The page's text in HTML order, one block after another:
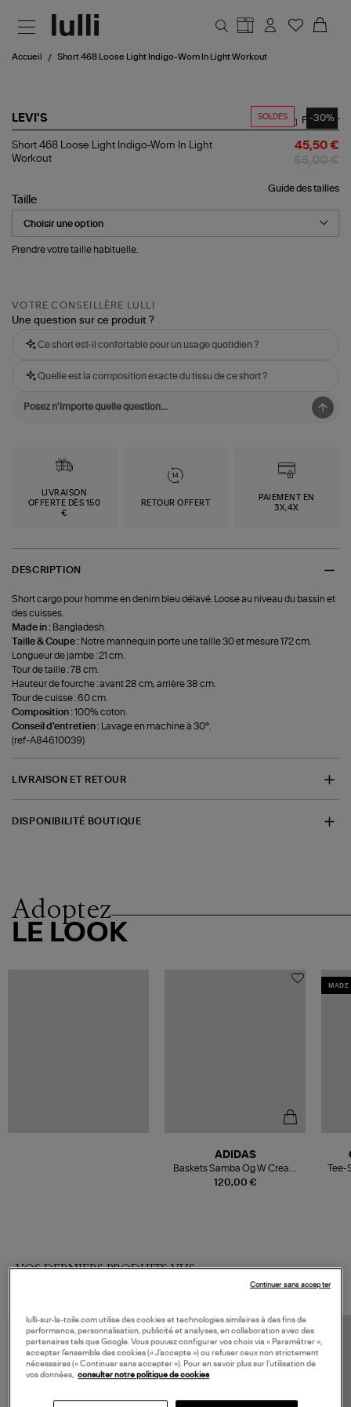
Accueil Short 468 Loose Light Indigo-Worn In Light Workout
SOLDES -30%
LEVI'S
Short
468
Indigo-
Worn
Light
Partager
Short 468 Loose Light Indigo-Worn In Light
Workout
45,50 €
Guide des tailles
Taille
Prendre votre taille habituelle.
VOTRE CONSEILLÈRE LULLI
Une question sur ce produit ?
Ce short est-il confortable pour un usage quotidien ?
Quelle est la composition exacte du tissu de ce short ?
LIVRAISON
OFFERTE DÈS 150
€
RETOUR OFFERT
PAIEMENT EN
3X,4X
DESCRIPTION
Short cargo pour homme en denim bleu délavé. Loose au niveau du bassin et
des cuisses.
Made in : Bangladesh.
Taille & Coupe : Notre mannequin porte une taille 30 et mesure 172 cm.
Longueur de jambe : 21 cm.
Tour de taille : 78 cm.
Hauteur de fourche : avant 28 cm, arrière 38 cm.
Tour de cuisse : 60 cm.
Composition :100% coton.
Conseil d'entretien :
Lavage en machine à 30°.
(ref-A84610039)
LIVRAISON ET RETOUR
DISPONIBILITÉ BOUTIQUE
Adoptez
LE LOOK
120,00 €
ADIDAS
Baskets Samba Og W Cream
White/Earth Strata/Maroon
MADE
VOS DERNIERS PRODUITS VUS
lulli-sur-la-toile.com utilise des cookies et technologies similaires à des fins de
performance, personnalisation, publicité et analyses, en collaboration avec des
partenaires tels que Google. Vous pouvez configurer vos choix via « Paramétrer »,
accepter l’ensemble des cookies (« J’accepte ») ou refuser ceux non strictement
nécessaires (« Continuer sans accepter »). Pour en savoir plus sur l’utilisation de
vos données, consulter notre politique de cookies
Continuer sans accepter